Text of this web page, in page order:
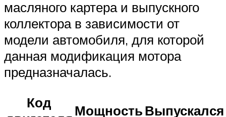
масляного картера и выпускного
коллектора в зависимости от
модели автомобиля, для которой
данная модификация мотора
предназначалась.
Код
МощностьВыпускался